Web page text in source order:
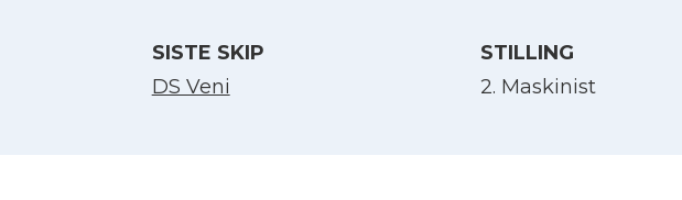
SISTE SKIP
DS Veni
STILLING
2. Maskinist
English